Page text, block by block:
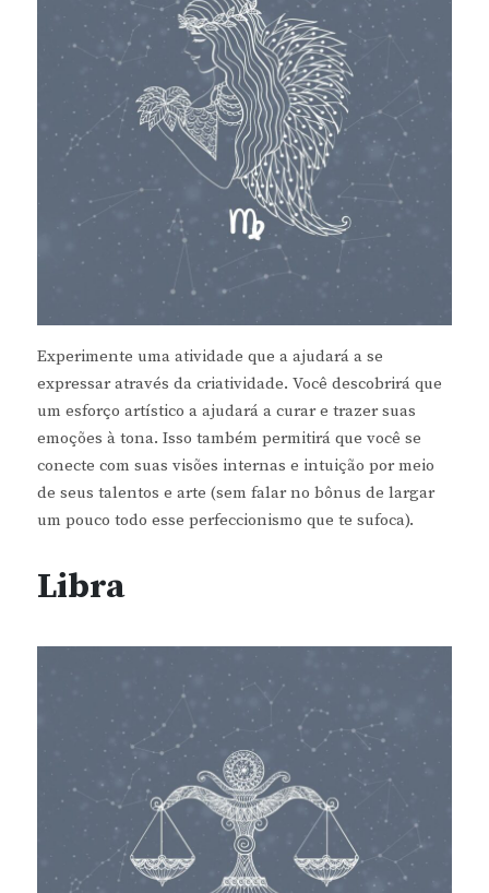
Experimente uma atividade que a ajudará a se
expressar através da criatividade. Você descobrirá que
um esforço artístico a ajudará a curar e trazer suas
emoções à tona. Isso também permitirá que você se
conecte com suas visões internas e intuição por meio
de seus talentos e arte (sem falar no bônus de largar
um pouco todo esse perfeccionismo que te sufoca).
Libra